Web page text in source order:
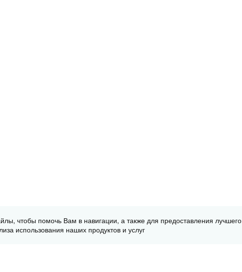
чтобы помочь Вам в навигации, а также для предоставления лучшего
использования наших продуктов и услуг